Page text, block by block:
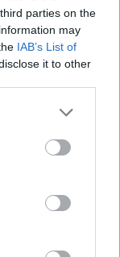
parties on the
may
IAB’s List of
it to other
τον φερόμενο
που
Εκτός από το
του για τις
να δώσει και
Γι αυτόν